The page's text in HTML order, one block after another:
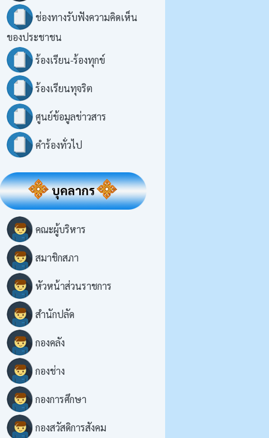
ช่องทางรับฟังความคิดเห็น
ของประชาชน
ร้องเรียน-ร้องทุกข์
ร้องเรียนทุจริต
ศูนย์ข้อมูลข่าวสาร
คำร้องทั่วไป
บุคลากร
คณะผู้บริหาร
สมาชิกสภา
หัวหน้าส่วนราชการ
สำนักปลัด
กองคลัง
กองช่าง
กองการศึกษา
กองสวัสดิการสังคม